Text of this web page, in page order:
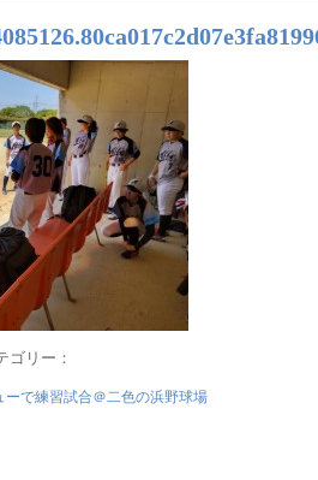
ゴリー：
で練習試合＠二色の浜野球場